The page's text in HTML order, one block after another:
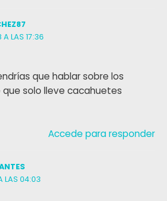
LAS 17:36
que hablar sobre los
que solo lleve cacahuetes
Accede para responder
LAS 04:03